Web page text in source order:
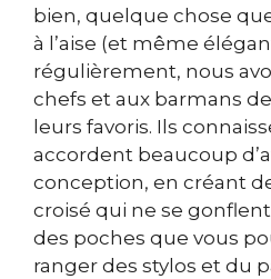
bien, quelque chose
à l’aise (et même
régulièrement, nous
chefs et aux barmans
leurs favoris. Ils
accordent beaucoup
conception, en créant
croisé qui ne se
des poches que vous
ranger des stylos et du